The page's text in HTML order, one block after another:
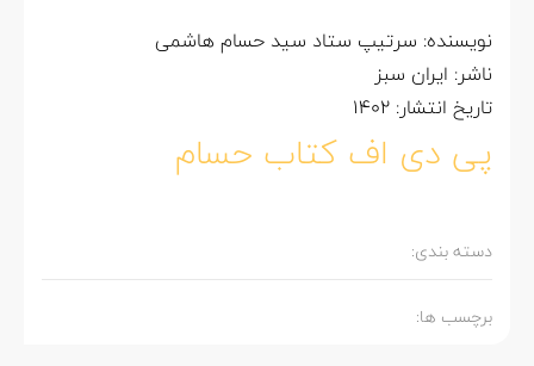
نویسنده: سرتیپ ستاد سید حسام هاشمی
ناشر: ایران سبز
تاریخ انتشار: 1402
پی دی اف کتاب حسام
دسته بندی:
برچسب ها: